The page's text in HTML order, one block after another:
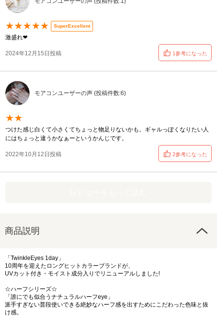
★★★★★ SuperExcellent
激盛れ❤︎‬
2024年12月15日投稿 1参考になった
モアコンユーザーの声 (投稿件数:6)
★★
つけた感じ白くて小さくてちょっと物足りないかも。ギャルっぽくなりたい人
にはちょっと違うかなぁーというかんじです。
2022年10月12日投稿 2参考になった
商品説明
「TwinkleEyes 1day」
10周年を迎えたロングヒットカラーブランドが、
UVカット付き・モイスト成分入りでリニューアルしました!
☆ハーフシリーズ☆
「誰にでも似合うナチュラルハーフeye」
派手すぎない普段使いできる絶妙なハーフ感を出すためにこだわった色味と抜
け感。